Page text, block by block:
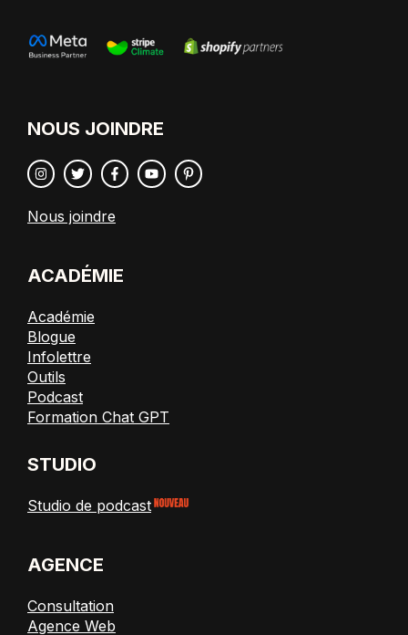
NOUS JOINDRE
Nous joindre
ACADÉMIE
Académie
Blogue
Infolettre
Outils
Podcast
Formation Chat GPT
STUDIO
Studio de podcast
AGENCE
Consultation
Agence Web